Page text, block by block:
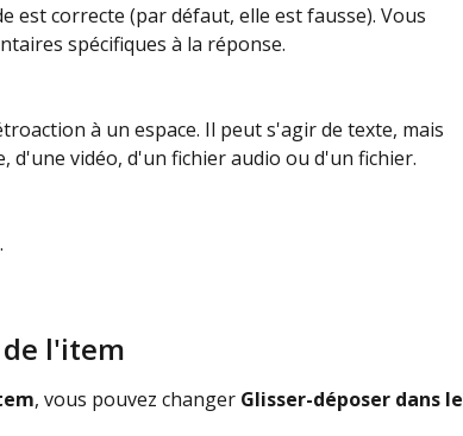
est correcte (par défaut, elle est fausse). Vous
spécifiques à la réponse.
à un espace. Il peut s'agir de texte, mais
d'une vidéo, d'un fichier audio ou d'un fichier.
l'item
, vous pouvez changer Glisser-déposer dans le